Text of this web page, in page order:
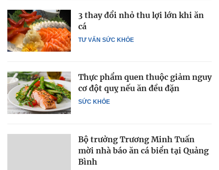
TƯ VẤN SỨC KHỎE
3 thay đổi nhỏ thu lợi lớn khi ăn
cá
SỨC KHỎE
Thực phẩm quen thuộc giảm nguy
cơ đột quỵ nếu ăn đều đặn
Bộ trưởng Trương Minh Tuấn
mời nhà báo ăn cá biển tại Quảng
Bình